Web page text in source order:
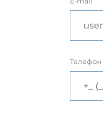
Телефон